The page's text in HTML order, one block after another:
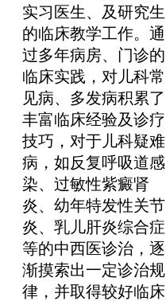
实习医生、及研究生
的临床教学工作。通
过多年病房、门诊的
临床实践，对儿科常
见病、多发病积累了
丰富临床经验及诊疗
技巧，对于儿科疑难
病，如反复呼吸道感
染、过敏性紫癜肾
炎、幼年特发性关节
炎、乳儿肝炎综合症
等的中西医诊治，逐
渐摸索出一定诊治规
律，并取得较好临床